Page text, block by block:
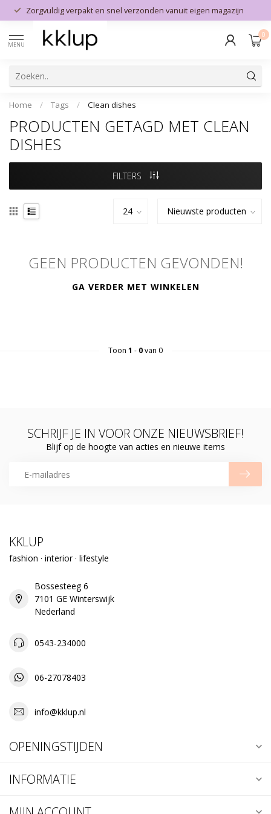
Zorgvuldig verpakt en snel verzonden vanuit eigen magazijn
MENU
0
Home / Tags / Clean dishes
PRODUCTEN GETAGD MET CLEAN
DISHES
FILTERS
GEEN PRODUCTEN GEVONDEN!
GA VERDER MET WINKELEN
Toon 1 - 0van 0
SCHRIJF JE IN VOOR ONZE NIEUWSBRIEF!
Blijf op de hoogte van acties en nieuwe items
KKLUP
fashion · interior · lifestyle
Bossesteeg 6
7101 GE Winterswijk
Nederland
0543-234000
06-27078403
info@kklup.nl
OPENINGSTIJDEN
INFORMATIE